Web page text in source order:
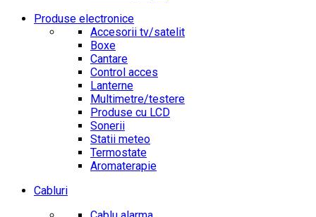
Produse electronice
Accesorii tv/satelit
Boxe
Cantare
Control acces
Lanterne
Multimetre/testere
Produse cu LCD
Sonerii
Statii meteo
Termostate
Aromaterapie
Cabluri